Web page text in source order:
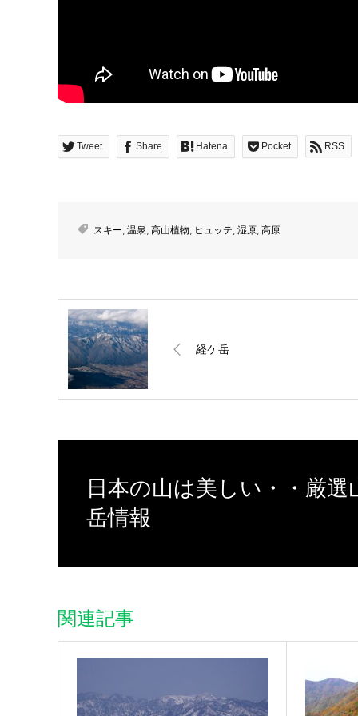
Tweet Share Hatena Pocket RSS
スキー 温泉 高山植物 ヒュッテ 湿原 高原
経ケ岳
日本の山は美しい・・厳選
岳情報
関連記事